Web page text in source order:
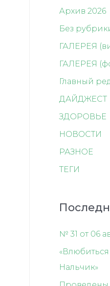
Архив 2026
Без
ГАЛЕРЕЯ
ГАЛЕРЕЯ
Главный
ДАЙДЖЕСТ
ЗДОРОВЬЕ
НОВОСТИ
РАЗНОЕ
ТЕГИ
№ 31 от 06
Нальчик»